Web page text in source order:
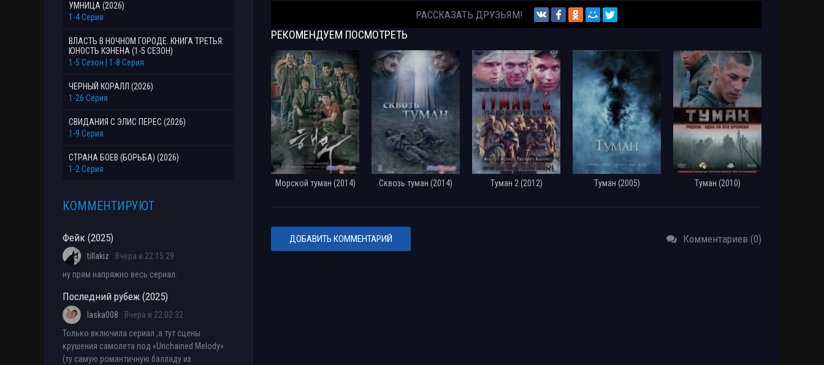
РАССКАЗАТЬ ДРУЗЬЯМ!
РЕКОМЕНДУЕМ ПОСМОТРЕТЬ
Морской туман (2014) Сквозь туман (2014) Туман 2 (2012) Туман (2005) Туман (2010)
ДОБАВИТЬ КОММЕНТАРИЙ Комментариев (0)
УМНИЦА (2026)
1-4 Серия
ВЛАСТЬ В НОЧНОМ ГОРОДЕ. КНИГА ТРЕТЬЯ:
ЮНОСТЬ КЭНЕНА (1-5 СЕЗОН)
1-5 Сезон | 1-8 Серия
ЧЕРНЫЙ КОРАЛЛ (2026)
1-26 Серия
СВИДАНИЯ С ЭЛИС ПЕРЕС (2026)
1-9 Серия
СТРАНА БОЕВ (БОРЬБА) (2026)
1-2 Серия
КОММЕНТИРУЮТ
Фейк (2025)
tillakiz
Вчера в 22:15:29
ну прям напряжно весь сериал.
Последний рубеж (2025)
laska008
Вчера в 22:02:32
Только включила сериал ,а тут сцены
крушения самолета под «Unchained Melody»
(ту самую романтичную балладу из